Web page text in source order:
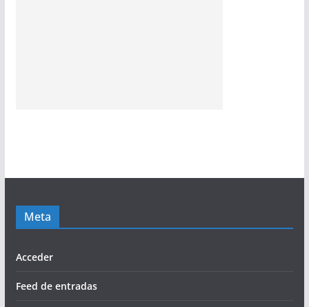
Meta
Acceder
Feed de entradas